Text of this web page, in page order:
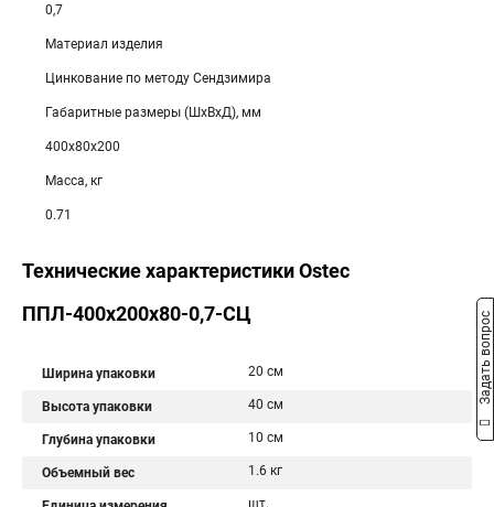
0,7
Материал изделия
Цинкование по методу Сендзимира
Габаритные размеры (ШхВхД), мм
400х80х200
Масса, кг
0.71
Технические характеристики Ostec
ППЛ-400х200х80-0,7-СЦ
Ширина упаковки 20 см
Высота упаковки 40 см
Глубина упаковки 10 см
Объемный вес 1.6 кг
шт.
Задать вопрос